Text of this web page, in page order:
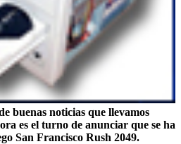
buenas noticias que llevamos
es el turno de anunciar que se ha
San Francisco Rush 2049.